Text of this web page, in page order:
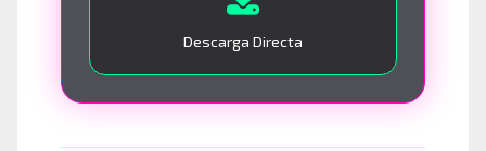
Descarga Directa